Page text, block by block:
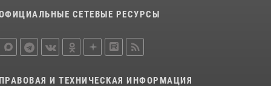
11 июля 2026, 06:20 9
СЕТЕВЫЕ РЕСУРСЫ
ПРАВОВАЯ И ТЕХНИЧЕСКАЯ ИНФОРМАЦИЯ